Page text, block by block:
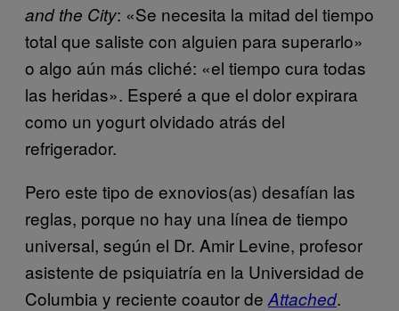
and the City: «Se necesita la mitad del tiempo
total que saliste con alguien para superarlo»
o algo aún más cliché: «el tiempo cura todas
las heridas». Esperé a que el dolor expirara
como un yogurt olvidado atrás del
refrigerador.
Pero este tipo de exnovios(as) desafían las
reglas, porque no hay una línea de tiempo
universal, según el Dr. Amir Levine, profesor
asistente de psiquiatría en la Universidad de
Columbia y reciente coautor de Attached.